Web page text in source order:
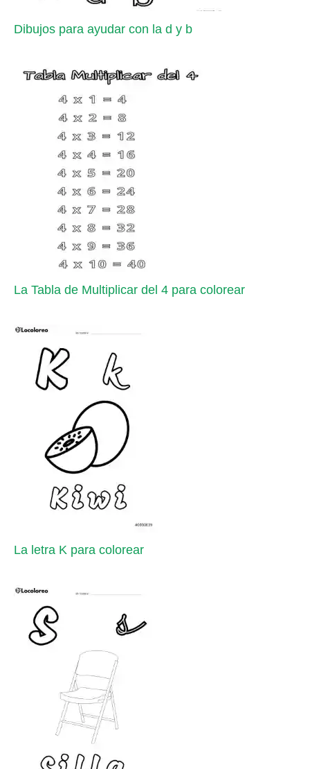
Dibujos para ayudar con la d y b
La Tabla de Multiplicar del 4 para colorear
La letra K para colorear